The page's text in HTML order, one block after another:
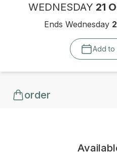
WEDNESDAY 21
Ends Wednesday
Add to
order